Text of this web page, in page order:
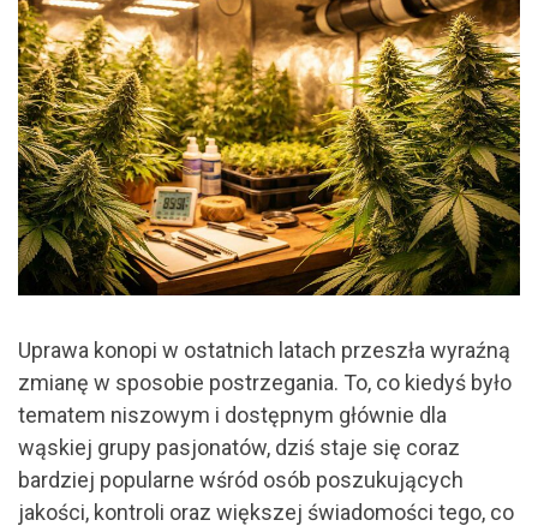
Uprawa konopi w ostatnich latach przeszła wyraźną
zmianę w sposobie postrzegania. To, co kiedyś było
tematem niszowym i dostępnym głównie dla
wąskiej grupy pasjonatów, dziś staje się coraz
bardziej popularne wśród osób poszukujących
jakości, kontroli oraz większej świadomości tego, co